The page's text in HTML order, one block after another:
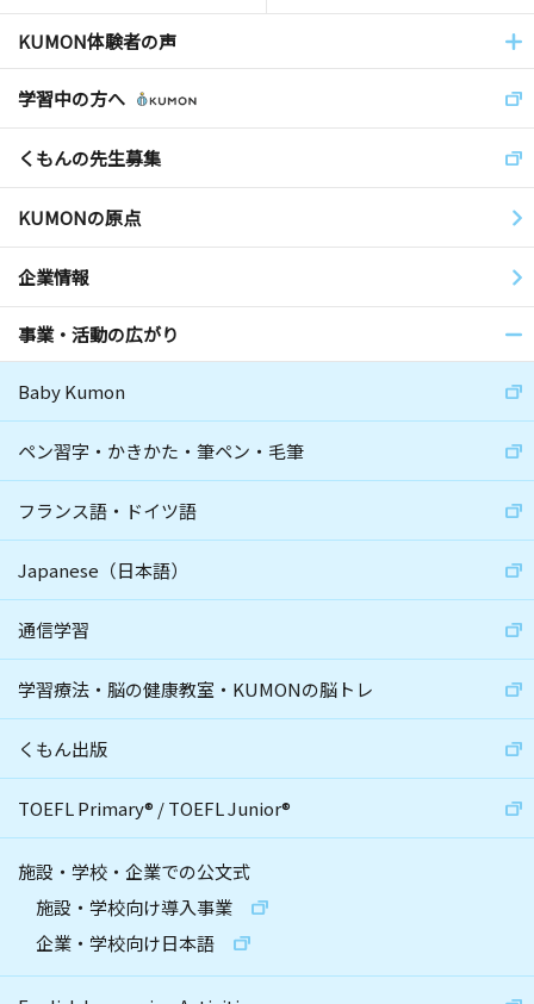
KUMON体験者の声
学習中の方へ
くもんの先生募集
KUMONの原点
企業情報
事業・活動の広がり
Baby Kumon
ペン習字・かきかた・筆ペン・毛筆
フランス語・ドイツ語
Japanese（日本語）
通信学習
学習療法・脳の健康教室・KUMONの脳トレ
くもん出版
TOEFL Primary® /TOEFL Junior®
施設・学校・企業での公文式
施設・学校向け導入事業
企業・学校向け日本語